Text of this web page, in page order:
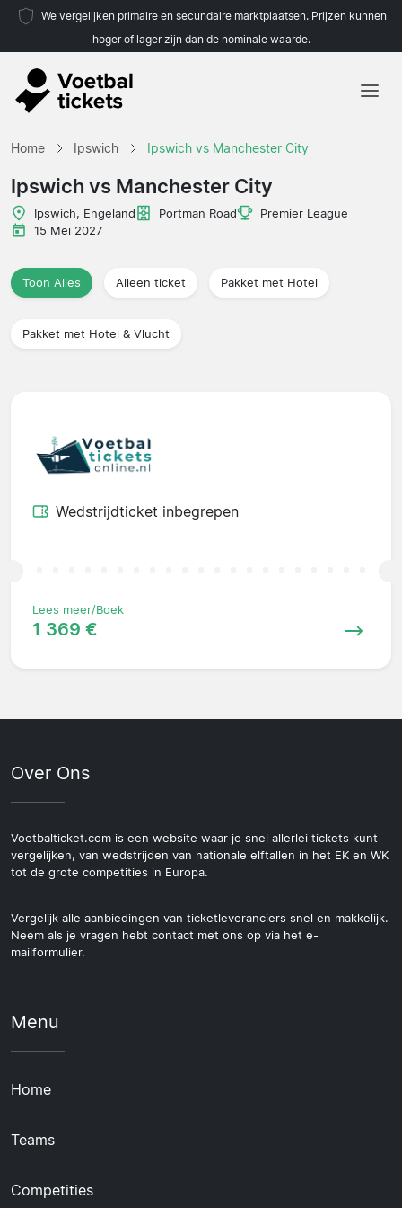
We vergelijken primaire en secundaire marktplaatsen. Prijzen kunnen
hoger of lager zijn dan de nominale waarde.
Home Ipswich Ipswich vs Manchester City
Ipswich vs Manchester City
Ipswich, Engeland Portman Road
Premier League
15 Mei 2027
Toon Alles Alleen ticket Pakket met Hotel
Pakket met Hotel & Vlucht
Wedstrijdticket inbegrepen
Lees meer/Boek
1 369 €
Over Ons
Voetbalticket.com is een website waar je snel allerlei tickets kunt
vergelijken, van wedstrijden van nationale elftallen in het EK en WK
tot de grote competities in Europa.
Vergelijk alle aanbiedingen van ticketleveranciers snel en makkelijk.
Neem als je vragen hebt contact met ons op via het e-
mailformulier.
Menu
Home
Teams
Competities